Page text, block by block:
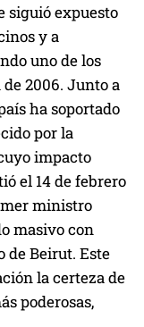
siguió expuesto
y a
uno de los
2006. Junto a
ha soportado
por la
impacto
el 14 de febrero
ministro
masivo con
de Beirut. Este
la certeza de
poderosas,